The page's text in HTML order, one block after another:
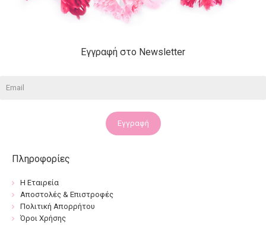
Εγγραφή στο Newsletter
Εγγραφή
Πληροφορίες
Η Εταιρεία
Αποστολές & Επιστροφές
Πολιτική Απορρήτου
Όροι Χρήσης